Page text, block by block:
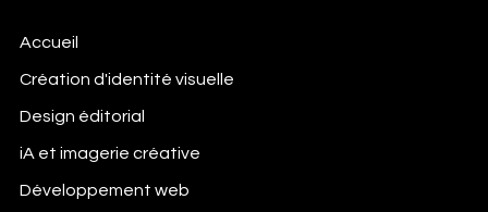
Accueil
Création d'identité visuelle
Design éditorial
iA et imagerie créative
Développement web